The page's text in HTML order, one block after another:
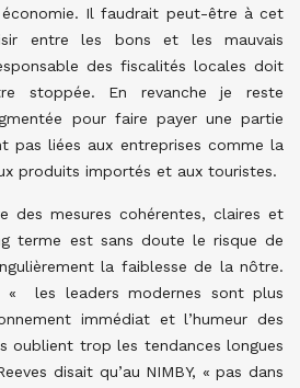
Il faudrait peut-être à cet
entre les bons et les mauvais
des fiscalités locales doit
stoppée. En revanche je reste
pour faire payer une partie
pas liées aux entreprises comme la
produits importés et aux touristes.
des mesures cohérentes, claires et
terme est sans doute le risque de
la faiblesse de la nôtre.
« les leaders modernes sont plus
immédiat et l’humeur des
oublient trop les tendances longues
disait qu’au NIMBY, « pas dans